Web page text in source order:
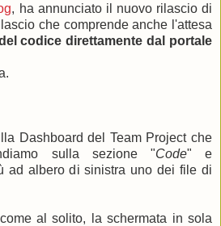
, ha annunciato il nuovo rilascio di
che comprende anche l'attesa
codice direttamente dal portale
Dashboard del Team Project che
sulla sezione "Code" e
ad albero di sinistra uno dei file di
al solito, la schermata in sola